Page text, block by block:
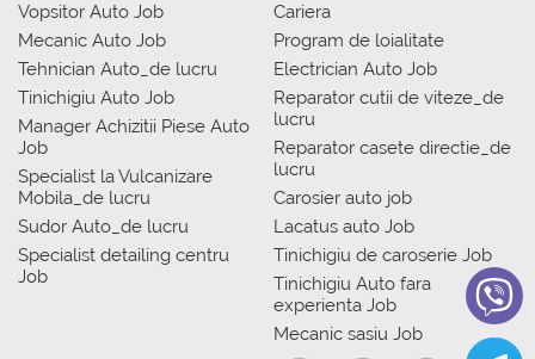
Vopsitor Auto Job
Mecanic Auto Job
Tehnician Auto_de lucru
Tinichigiu Auto Job
Manager Achizitii Piese Auto
Job
Specialist la Vulcanizare
Mobila_de lucru
Sudor Auto_de lucru
Specialist detailing centru
Job
Cariera
Program de loialitate
Electrician Auto Job
Reparator cutii de viteze_de
lucru
Reparator casete directie_de
lucru
Carosier auto job
Lacatus auto Job
Tinichigiu de caroserie Job
Tinichigiu Auto fara
experienta Job
Mecanic sasiu Job